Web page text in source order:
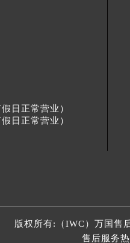
日正常营业）
日正常营业）
版权所有:（IWC） 万国售
售后服务热